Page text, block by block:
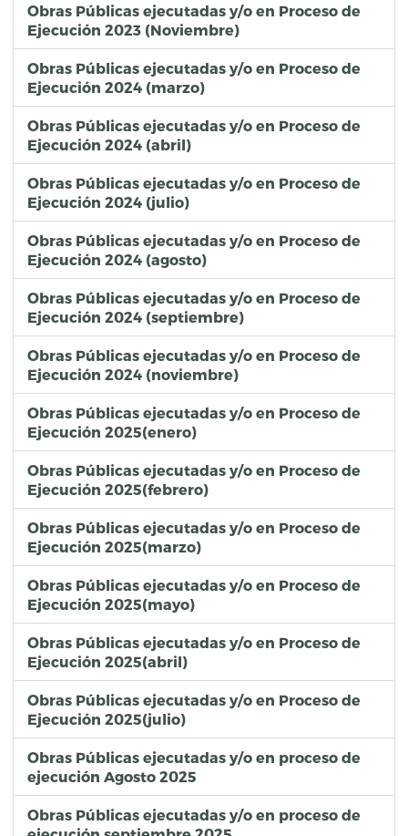
Obras Públicas ejecutadas y/o en Proceso de
Ejecución 2023 (Noviembre)
Obras Públicas ejecutadas y/o en Proceso de
Ejecución 2024 (marzo)
Obras Públicas ejecutadas y/o en Proceso de
Ejecución 2024 (abril)
Obras Públicas ejecutadas y/o en Proceso de
Ejecución 2024 (julio)
Obras Públicas ejecutadas y/o en Proceso de
Ejecución 2024 (agosto)
Obras Públicas ejecutadas y/o en Proceso de
Ejecución 2024 (septiembre)
Obras Públicas ejecutadas y/o en Proceso de
Ejecución 2024 (noviembre)
Obras Públicas ejecutadas y/o en Proceso de
Ejecución 2025(enero)
Obras Públicas ejecutadas y/o en Proceso de
Ejecución 2025(febrero)
Obras Públicas ejecutadas y/o en Proceso de
Ejecución 2025(marzo)
Obras Públicas ejecutadas y/o en Proceso de
Ejecución 2025(mayo)
Obras Públicas ejecutadas y/o en Proceso de
Ejecución 2025(abril)
Obras Públicas ejecutadas y/o en Proceso de
Ejecución 2025(julio)
Obras Públicas ejecutadas y/o en proceso de
ejecución Agosto 2025
Obras Públicas ejecutadas y/o en proceso de